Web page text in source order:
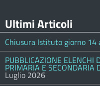
Ultimi Articoli
Chiusura Istituto giorno 14
PUBBLICAZIONE ELENCHI
PRIMARIA E
Luglio 2026